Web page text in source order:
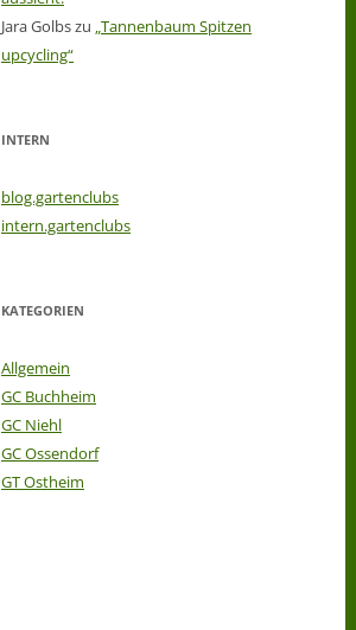
Jara Golbszu „Tannenbaum Spitzen
upcycling“
INTERN
blog.gartenclubs
intern.gartenclubs
KATEGORIEN
Allgemein
GC Buchheim
GC Niehl
GC Ossendorf
GT Ostheim